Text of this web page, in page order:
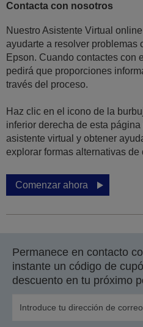
Contacta con nosotros
Nuestro Asistente Virtual
ayudarte a resolver problemas
Epson. Cuando contactes con
pedirá que proporciones
través del proceso.
Haz clic en el icono de la
inferior derecha de esta
asistente virtual y obtener
explorar formas alternativas de
Comenzar ahora
Permanece en contacto
instante un código de
descuento en tu próximo